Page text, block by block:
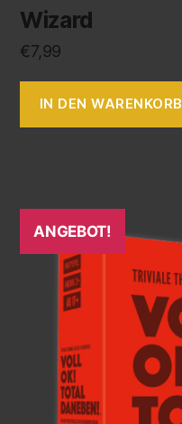
Wizard
€7,99
IN DEN WARENKORB
ANGEBOT!